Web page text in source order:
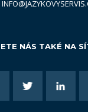
NÁS TAKÉ NA